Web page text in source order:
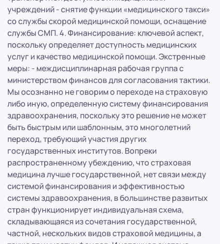
учреждений - снятие функции «медицинского такси»
со службы скорой медицинской помощи, оснащение
службы СМП. 4. Финансирование: ключевой аспект,
поскольку определяет доступность медицинских
услуг и качество медицинской помощи. Экстренные
меры: - междисциплинарная рабочая группа с
министерством финансов для согласования тактики.
Мы осознанно не говорим о переходе на страховую
либо иную, определенную систему финансирования
здравоохранения, поскольку это решение не может
быть быстрым или шаблонным, это многолетний
переход, требующий участия других
государственных институтов. Вопреки
распространенному убеждению, что страховая
медицина лучше государственной, нет связи между
системой финансирования и эффективностью
системы здравоохранения, в большинстве развитых
стран функционирует индивидуальная схема,
складывающаяся из сочетания государственной,
частной, нескольких видов страховой медицины, а